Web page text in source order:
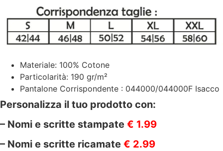
045032
quantità
Materiale: 100% Cotone
Particolarità: 190 gr/m²
Pantalone Corrispondente : 044000/044000F Isacco
Personalizza il tuo prodotto con:
– Nomi e scritte stampate € 1.99
– Nomi e scritte ricamate € 2.99